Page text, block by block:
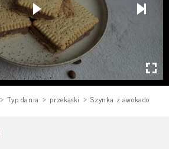
Typ dania przekąski Szynka z awokado